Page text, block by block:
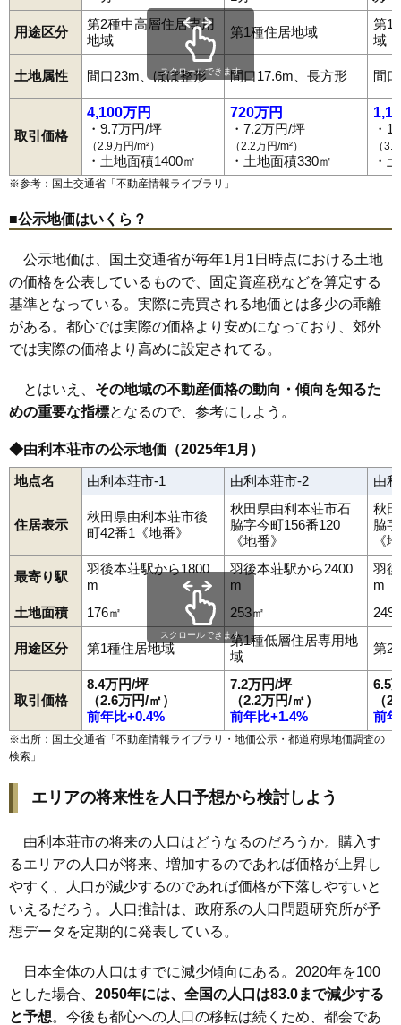
用途区分
第2種中高層住居専用
地域
第1種住居地域
第1
域
土地属性 間口23m、ほぼ整形 間口17.6m、長方形 間
取引価格
4,100万円
・9.7万円/坪
（2.9万円/m²）
・土地面積1400㎡
720万円
・7.2万円/坪
（2.2万円/m²）
・土地面積330㎡
・
（
・
スクロールできます
※参考：国土交通省「不動産情報ライブラリ 」
■公示地価はいくら？
公示地価は、国土交通省が毎年1月1日時点における土地
の価格を公表しているもので、固定資産税などを算定する
基準となっている。実際に売買される地価とは多少の乖離
がある。都心では実際の価格より安めになっており、郊外
では実際の価格より高めに設定されてる。
とはいえ、 その地域の不動産価格の動向・傾向を知るた
めの重要な指標となるので、参考にしよう。
◆由利本荘市の公示地価（2025年1月）
地点名 由利本荘市-1 由利本荘市-2 由
住居表示
秋田県由利本荘市後
町42番1《地番》
秋田県由利本荘市石
脇字今町156番120
《地番》
秋
脇
《
最寄り駅
羽後本荘駅から1800
m
羽後本荘駅から2400
m
羽
m
土地面積
176㎡ 253㎡ 249
用途区分 第1種住居地域
第1種低層住居専用地
域
第2
取引価格
8.4万円/坪
（2.6万円/㎡）
前年比+0.4%
7.2万円/坪
（2.2万円/㎡）
前年比+1.4%
6.5
（
前
スクロールできます
※出所：国土交通省「不動産情報ライブラリ・地価公示・都道府県地価調査の
検索 」
エリアの将来性を人口予想から検討しよう
由利本荘市の将来の人口はどうなるのだろうか。購入す
るエリアの人口が将来、増加するのであれば価格が上昇し
やすく、人口が減少するのであれば価格が下落しやすいと
いえるだろう。人口推計は、政府系の人口問題研究所が予
想データを定期的に発表している。
日本全体の人口はすでに減少傾向にある。2020年を100
とした場合、 2050年には、全国の人口は83.0まで減少する
と予想。今後も都心への人口の移転は続くため、都会であ
神沢砂子下館鳥海町上笹子鳥海町百宅土谷鶴沼出戸町
二十六木
長坂中梵天中町西小人町
西目町海士剥
西目町出戸西目町西目 西目町沼田 二番堰八幡下花畑町
浜三川東鮎川東梵天東由利老方東由利舘合古雪町本田仲町
万願寺 水林薬師堂 矢島町城内
矢島町七日町矢島町元町矢島町矢島町本荘
西目駅羽後本荘駅羽後岩谷駅羽後亀田駅岩城みなと駅
道川駅
薬師堂駅子吉駅鮎川駅前郷駅矢島駅